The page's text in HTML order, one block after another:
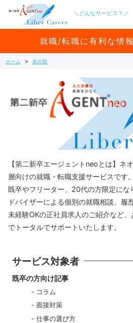
＼どんなサービス？／
就職/転職に有利な情
ホーム 未分類
【第二新卒エージェントneoとは】ネ
層向けの就職・転職支援サービスです
既卒やフリーター、20代の方限定にな
ドバイザーによる個別の就職相談、履
未経験OKの正社員求人のご紹介など
でトータルでサポートいたします。
サービス対象者
既卒の方向け記事
コラム
面接対策
仕事の選び方